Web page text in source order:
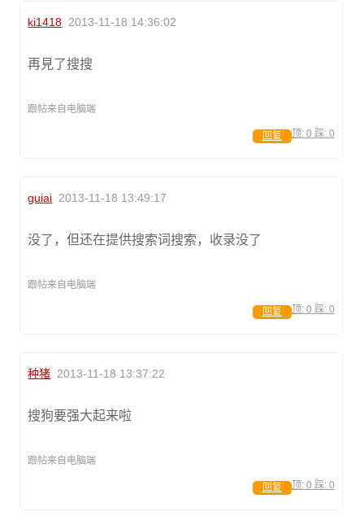
ki1418 2013-11-18 14:36:02
再見了搜搜
跟帖来自电脑端
顶: 0 踩: 0
回复
guiai 2013-11-18 13:49:17
没了，但还在提供搜索词搜索，收录没了
跟帖来自电脑端
顶: 0 踩: 0
回复
种猪 2013-11-18 13:37:22
搜狗要强大起来啦
跟帖来自电脑端
顶: 0 踩: 0
回复